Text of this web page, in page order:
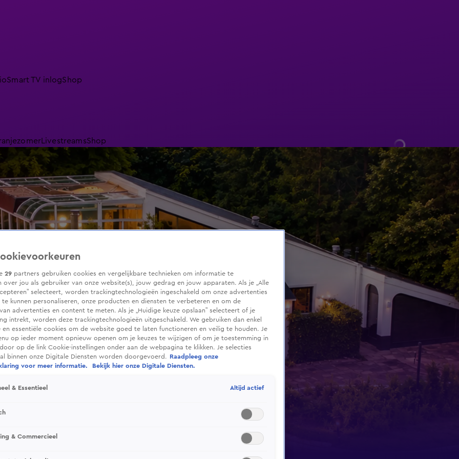
Smart TV inlogShop
LivestreamsShop
ruim de tijd krijgen om elkaar goed te leren
4 dagen met elkaar door te brengen.
29 partners gebruiken cookies en vergelijkbare technieken om informatie te
over jou als gebruiker van onze website(s), jouw gedrag en jouw apparaten. Als je „Alle
selecteert, worden trackingtechnologieën ingeschakeld om onze advertenties
kunnen personaliseren, onze producten en diensten te verbeteren en om de
advertenties en content te meten. Als je „Huidige keuze opslaan” selecteert of je
intrekt, worden deze trackingtechnologieën uitgeschakeld. We gebruiken dan enkel
en essentiële cookies om de website goed te laten functioneren en veilig te houden. Je
op ieder moment opnieuw openen om je keuzes te wijzigen of om je toestemming in
op de link Cookie-instellingen onder aan de webpagina te klikken. Je selecties
binnen onze Digitale Diensten worden doorgevoerd.
Raadpleeg onze
voor meer informatie.
Bekijk hier onze Digitale Diensten.
& Essentieel Altijd actief
& Commercieel